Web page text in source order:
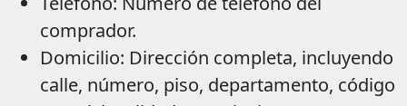
comprador.
Domicilio: Dirección completa, incluyendo
calle, número, piso, departamento, código